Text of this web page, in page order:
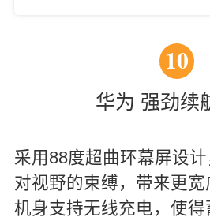
10
华为 强劲续
采用88度超曲环幕屏设
对视野的束缚，带来更宽
机身支持无线充电，使